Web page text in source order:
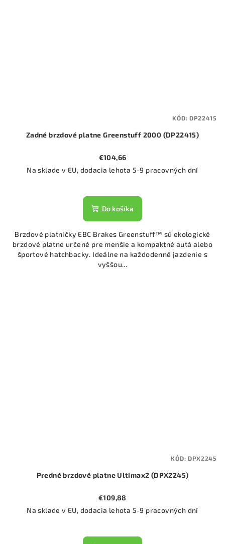
Zadné brzdové platne Greenstuff 2000 (DP22415)
€104,66
Na sklade v EU, dodacia lehota 5-9 pracovných dní
Do košíka
Brzdové platničky EBC Brakes Greenstuff™ sú ekologické
brzdové platne určené pre menšie a kompaktné autá alebo
športové hatchbacky. Ideálne na každodenné jazdenie s
vyššou...
KÓD:DP22415
Predné brzdové platne Ultimax2 (DPX2245)
€109,88
Na sklade v EU, dodacia lehota 5-9 pracovných dní
KÓD:DPX2245